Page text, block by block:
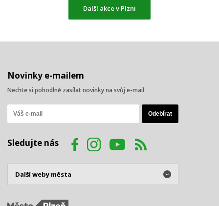
Další akce v Plzni
Novinky e-mailem
Nechte si pohodlně zasílat novinky na svůj e-mail
Sledujte nás